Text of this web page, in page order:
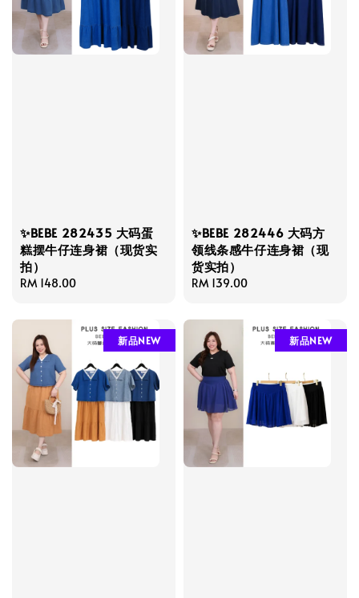
✨BEBE 282435 大码蛋
糕摆牛仔连身裙（现货实
拍）
Regular
RM 148.00
✨BEBE 282446 大码方
领线条感牛仔连身裙（现
货实拍）
Regular
RM 139.00
新品NEW 新品NEW